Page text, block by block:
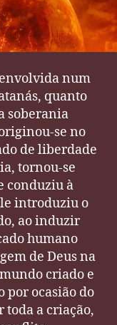
num
quanto
soberania
se no
de liberdade
tornou-se
conduziu à
introduziu o
ao induzir
humano
de Deus na
criado e
por ocasião do
a criação,